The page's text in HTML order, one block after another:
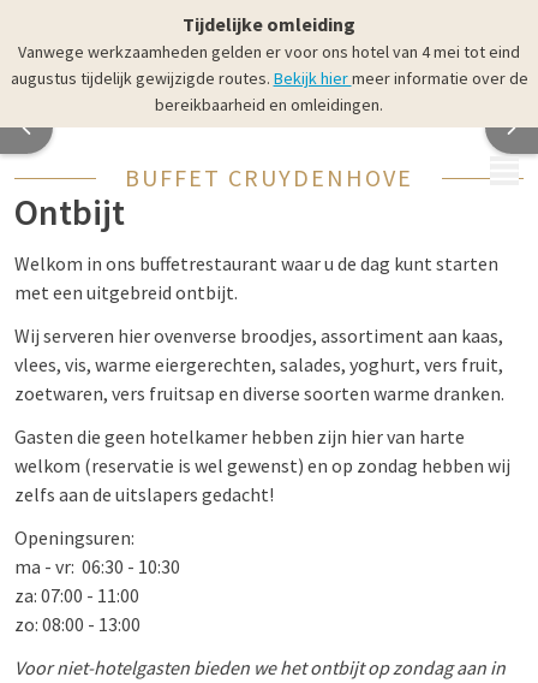
Tijdelijke omleiding
Vanwege werkzaamheden gelden er voor ons hotel van 4 mei tot eind
augustus tijdelijk gewijzigde routes. Bekijk hiermeer informatie over de
bereikbaarheid en omleidingen.
BUFFET CRUYDENHOVE
Ontbijt
Welkom in ons buffetrestaurant waar u de dag kunt starten
met een uitgebreid ontbijt.
Wij serveren hier ovenverse broodjes, assortiment aan kaas,
vlees, vis, warme eiergerechten, salades, yoghurt, vers fruit,
zoetwaren, vers fruitsap en diverse soorten warme dranken.
Gasten die geen hotelkamer hebben zijn hier van harte
welkom (reservatie is wel gewenst) en op zondag hebben wij
zelfs aan de uitslapers gedacht!
Openingsuren:
ma - vr: 06:30 - 10:30
za: 07:00 - 11:00
zo: 08:00 - 13:00
Voor niet-hotelgasten bieden we het ontbijt op zondag aan in